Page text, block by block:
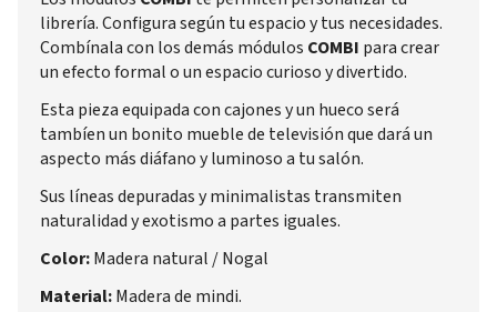
librería. Configura según tu espacio y tus necesidades.
Combínala con los demás módulos COMBI para crear
un efecto formal o un espacio curioso y divertido.
Esta pieza equipada con cajones y un hueco será
tambíen un bonito mueble de televisión que dará un
aspecto más diáfano y luminoso a tu salón.
Sus líneas depuradas y minimalistas transmiten
naturalidad y exotismo a partes iguales.
Color:Madera natural / Nogal
Material:Madera de mindi.